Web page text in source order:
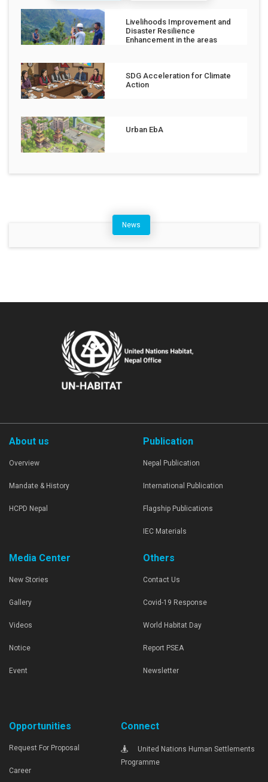
Livelihoods Improvement and
Disaster Resilience
Enhancement in the areas
SDG Acceleration for Climate
Action
Urban EbA
News
About us
Overview
Mandate & History
HCPD Nepal
Publication
Nepal Publication
International Publication
Flagship Publications
IEC Materials
Media Center
New Stories
Gallery
Videos
Notice
Event
Others
Contact Us
Covid-19 Response
World Habitat Day
Report PSEA
Newsletter
Opportunities
Request For Proposal
Career
Connect
United Nations Human Settlements
Programme